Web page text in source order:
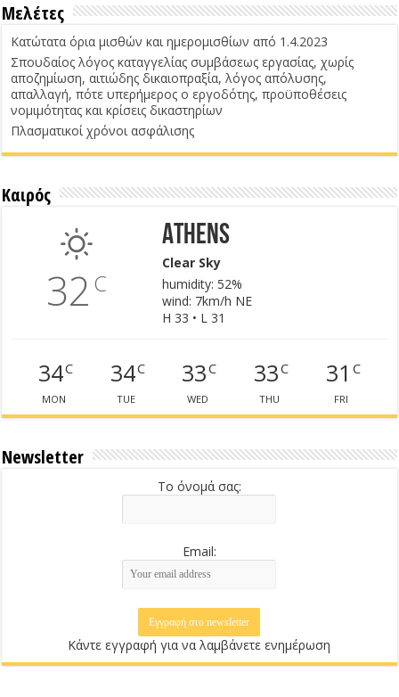
Μελέτες
Κατώτατα όρια μισθών και ημερομισθίων από 1.4.2023
Σπουδαίος λόγος καταγγελίας συμβάσεως εργασίας, χωρίς
αποζημίωση, αιτιώδης δικαιοπραξία, λόγος απόλυσης,
απαλλαγή, πότε υπερήμερος ο εργοδότης, προϋποθέσεις
νομιμότητας και κρίσεις δικαστηρίων
Πλασματικοί χρόνοι ασφάλισης
Καιρός
32 C
Athens
Clear Sky
humidity: 52%
wind: 7km/h NE
H 33 • L 31
34C
MON
34C
TUE
33C
WED
33C
THU
31 C
FRI
Newsletter
Το όνομά σας:
Email:
Κάντε εγγραφή για να λαμβάνετε ενημέρωση